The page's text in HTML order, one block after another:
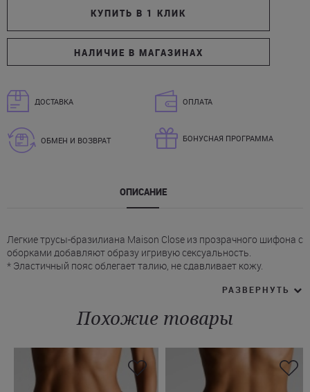
КУПИТЬ В 1 КЛИК
НАЛИЧИЕ В МАГАЗИНАХ
ДОСТАВКА ОПЛАТА
ОБМЕН И ВОЗВРАТ БОНУСНАЯ ПРОГРАММА
ОПИСАНИЕ
Легкие трусы-бразилиана Maison Close из прозрачного шифона с
оборками добавляют образу игривую сексуальность.
* Эластичный пояс облегает талию, не сдавливает кожу.
* Высокий фасон трусиков Мейсон Клоз делает акцент на
* Вертикальный шов сзади делает форму более выразительной.
На нашем сайте вы можете купить трусы бразилиана Panorama
французской марки Maison Close в ярком бирюзовом цвете.
Менеджеры помогут вам оформить доставку в Бровары или
Мукачево, а также другие города Украины.
РАЗВЕРНУТЬ
Похожие товары